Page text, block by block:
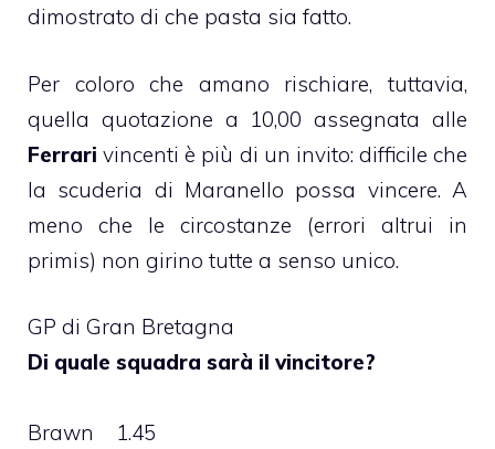
dimostrato di che pasta sia fatto.
Per coloro che amano rischiare, tuttavia,
quella quotazione a 10,00 assegnata alle
Ferrari vincenti è più di un invito: difficile che
la scuderia di Maranello possa vincere. A
meno che le circostanze (errori altrui in
primis) non girino tutte a senso unico.
GP di Gran Bretagna
Di quale squadra sarà il vincitore?
Brawn 1.45